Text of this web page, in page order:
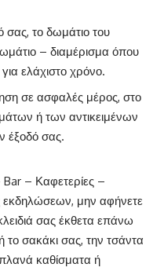
σας, το δωμάτιο του
– διαμέρισμα όπου
ελάχιστο χρόνο.
σε ασφαλές μέρος, στο
ή των αντικειμένων
έξοδό σας.
– Καφετερίες –
εκδηλώσεων, μην αφήνετε
σας έκθετα επάνω
το σακάκι σας, την τσάντα
καθίσματα ή